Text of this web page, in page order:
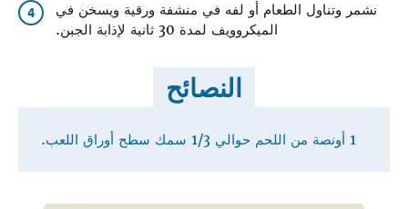
4
نشمر وتناول الطعام أو لفه في منشفة ورقية ويسخن في
الميكروويف لمدة 30 ثانية لإذابة الجبن.
النصائح
1 أونصة من اللحم حوالي 1/3 سمك سطح أوراق اللعب.